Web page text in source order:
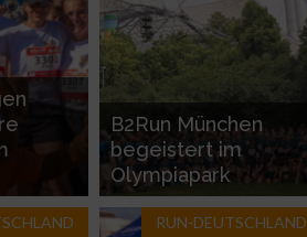
B2Run München
begeistert im
Olympiapark
RUN-DEUTSCHLAND